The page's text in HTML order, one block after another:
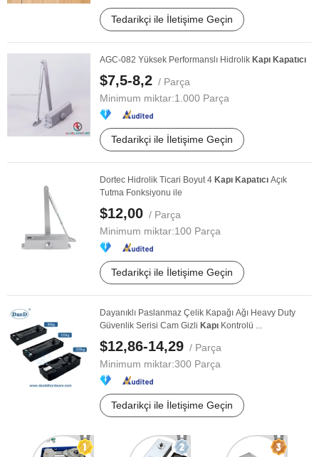
Tedarikçi ile İletişime Geçin
AGC-082 Yüksek Performanslı Hidrolik Kapı Kapatıcı
$7,5-8,2 / Parça
Minimum miktar:1.000 Parça
Tedarikçi ile İletişime Geçin
Dortec Hidrolik Ticari Boyut 4 Kapı Kapatıcı Açık
Tutma Fonksiyonu ile
$12,00 / Parça
Minimum miktar:100 Parça
Tedarikçi ile İletişime Geçin
Dayanıklı Paslanmaz Çelik Kapağı Ağı Heavy Duty
Güvenlik Serisi Cam Gizli Kapı Kontrolü ...
$12,86-14,29 / Parça
Minimum miktar:300 Parça
Tedarikçi ile İletişime Geçin